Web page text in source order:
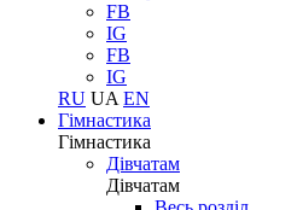
FB
IG
FB
IG
RU UA EN
Гімнастика
Гімнастика
Дівчатам
Дівчатам